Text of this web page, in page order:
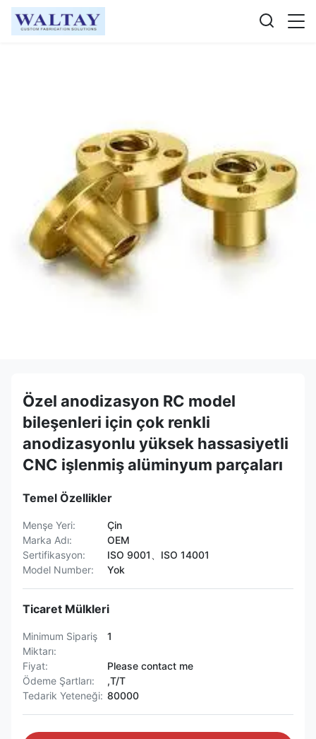
Özel anodizasyon RC model
bileşenleri için çok renkli
anodizasyonlu yüksek hassasiyetli
CNC işlenmiş alüminyum parçaları
Temel Özellikler
Menşe Yeri:
Çin
Marka Adı:
OEM
Sertifikasyon:
ISO 9001、ISO 14001
Model Number:
Yok
Ticaret Mülkleri
Minimum Sipariş
Miktarı:
1
Fiyat:
Please contact me
Ödeme Şartları:
,T/T
Tedarik Yeteneği: 80000